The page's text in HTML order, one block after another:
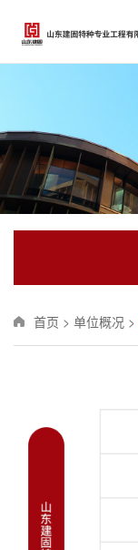
首页 > 单位概况 >